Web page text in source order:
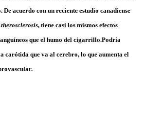
De acuerdo con un reciente estudio canadiense
, tiene casi los mismos efectos
que el humo del cigarrillo.Podría
carótida que va al cerebro, lo que aumenta el